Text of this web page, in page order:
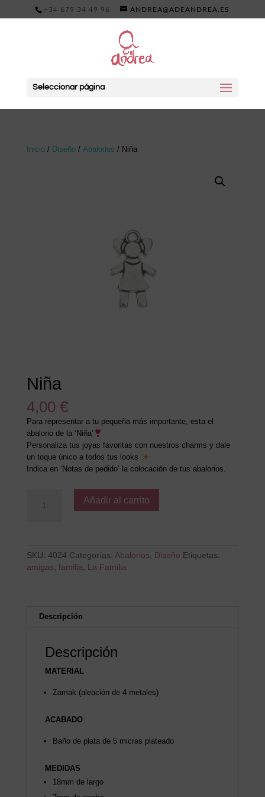
+34 679 34 49 96 ANDREA@ADEANDREA.ES
Seleccionar página
Inicio/ Diseño/ Abalorios / Niña
Niña
4,00 €
Para representar a tu pequeña más importante, esta el
abalorio de la ‘Niña’
Personaliza tus joyas favoritas con nuestros charms y dale
un toque único a todos tus looks
Indica en ‘Notas de pedido’ la colocación de tus abalorios.
cantidad
Añadir al carrito
SKU: 4024 Categorías: Abalorios, Diseño Etiquetas:
amigas, familia, La Familia
Descripción
Descripción
MATERIAL
Zamak (aleación de 4 metales)
ACABADO
Baño de plata de 5 micras plateado
MEDIDAS
18mm de largo